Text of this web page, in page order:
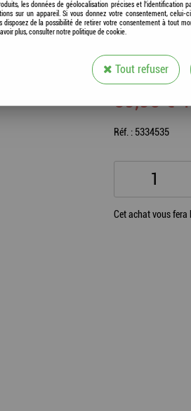
Soyez le
39,95 €
Réf. : 5334535
Cet achat vous fera
les données de géolocalisation précises et l'identification
sur un appareil. Si vous donnez votre consentement, celui-
disposez de la possibilité de retirer votre consentement à tout
plus, consulter notre politique de cookie.
Tout refuser